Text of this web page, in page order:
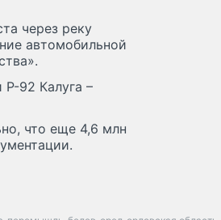
через реку
автомобильной
92 Калуга –
что еще 4,6 млн